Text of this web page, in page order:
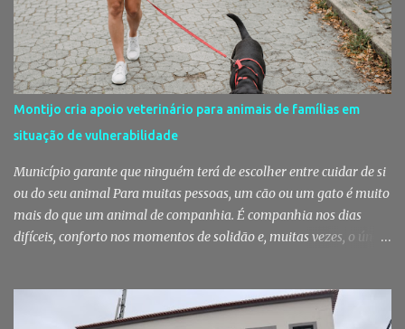
divulgada só nesta quinta-feira - numa ação desenvolvida pelo
Posto Territorial de Pinhal Novo. Segundo a GNR, "no âmbito de
uma ação de patrulhamento, os militares da Guarda detetaram
uma viatura estacionada num local referenciado pela prática de
furtos e pelo consumo de estupefacientes", circunstância que
motivou a realização de diligências policiais. Foi no decorrer
dessas ações que os militares localizaram um suspeito no interior
de um edifício público. Apanhado em flagrante De ...
Montijo cria apoio veterinário para animais de famílias em
situação de vulnerabilidade
Município garante que ninguém terá de escolher entre cuidar de si
ou do seu animal Para muitas pessoas, um cão ou um gato é muito
mais do que um animal de companhia. É companhia nos dias
difíceis, conforto nos momentos de solidão e, muitas vezes, o único
garantir cuidados básicos de saúde aos animais pertencentes a
utentes do Centro de Acolhimento de Emergência Social,